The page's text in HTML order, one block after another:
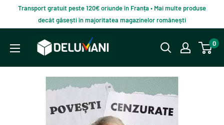
continut
Transport gratuit peste 120€ oriunde în Franța • Mai multe produse
decât găsești în majoritatea magazinelor românești
Delumani
Magazin
0